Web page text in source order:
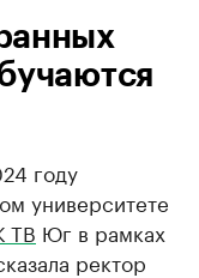
году
университете
ТВ Юг в рамках
ректор